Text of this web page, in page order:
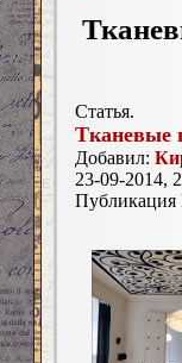
Статья.
Тканевые
Добавил:
23-09-2014,